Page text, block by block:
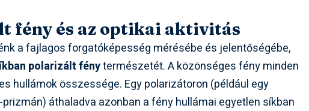
fény és az optikai aktivitás
a fajlagos forgatóképesség mérésébe és jelentőségébe,
polarizált fénytermészetét. A közönséges fény minden
hullámok összessége. Egy polarizátoron (például egy
áthaladva azonban a fény hullámai egyetlen síkban